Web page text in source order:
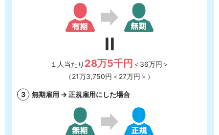
１人当たり 28万5千円 ＜36万円＞
（21万3,750円＜27万円＞）
無期雇用 → 正規雇用にした場合